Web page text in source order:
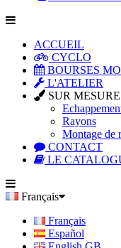
ACCUEIL
CYCLO
BOURSES
L'ATELIER
SUR MESURE
Rayons
Montage de
CONTACT
LE
Français
Français
Español